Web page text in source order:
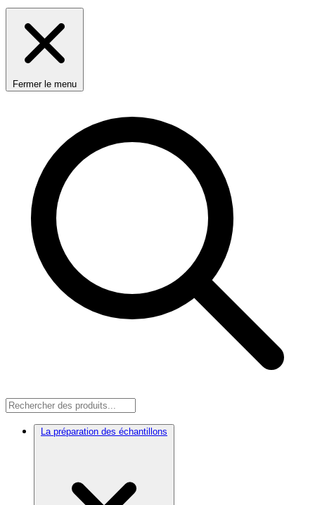
Fermer le menu
La préparation des échantillons